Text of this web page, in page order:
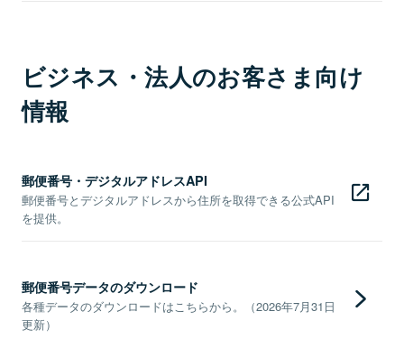
ビジネス・法人のお客さま向け
情報
郵便番号・デジタルアドレスAPI
郵便番号とデジタルアドレスから住所を取得できる公式API
を提供。
郵便番号データのダウンロード
各種データのダウンロードはこちらから。（2026年7月31日
更新）